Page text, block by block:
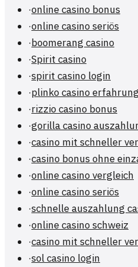
·online casino bonus
·online casino seriös
·boomerang casino
·Spirit casino
·spirit casino login
·plinko casino
·rizzio casino bonus
·gorilla casino
·casino mit schneller
·casino bonus ohne
·online casino vergleich
·online casino seriös
·schnelle auszahlung
·online casino schweiz
·casino mit schneller
·sol casino login